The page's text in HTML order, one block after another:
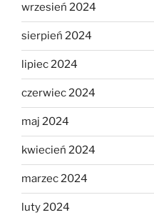
wrzesień 2024
sierpień 2024
lipiec 2024
czerwiec 2024
maj 2024
kwiecień 2024
marzec 2024
luty 2024